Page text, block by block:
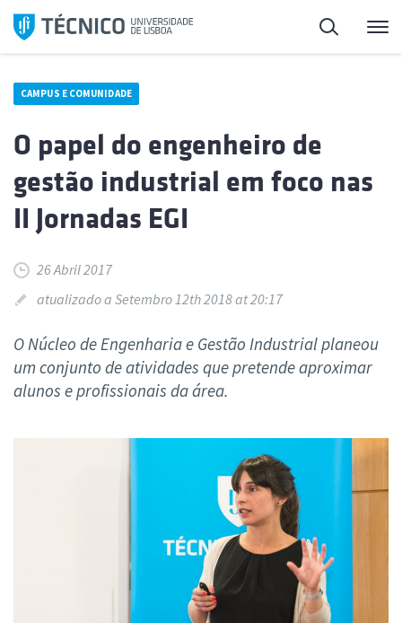
Saltar
para
Pesquisa
CAMPUS E COMUNIDADE
O papel do engenheiro de
gestão industrial em foco nas
II Jornadas EGI
26 Abril 2017
atualizado a Setembro 12th 2018 at 20:17
O Núcleo de Engenharia e Gestão Industrial planeou
um conjunto de atividades que pretende aproximar
alunos e profissionais da área.